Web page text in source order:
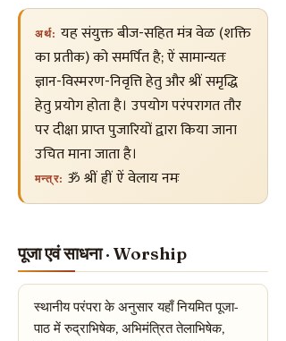
अर्थ: यह संयुक्त बीज-सहित मंत्र वेळ (शक्ति
का प्रतीक) को समर्पित है; ऐं सामान्यतः
ज्ञान-विस्मरण-निवृत्ति हेतु और श्रीं समृद्धि
हेतु प्रयोग होता है। उपयोग परंपरागत तौर
पर दीक्षा प्राप्त पुजारियों द्वारा किया जाना
उचित माना जाता है।
मन्त्र: ॐ श्रीं ह्रीं ऐं वेलाय नमः
पूजा एवं साधना · Worship
स्थानीय परंपरा के अनुसार यहाँ नियमित पूजा-
पाठ में रुद्राभिषेक, अभिमंत्रित तेलाभिषेक,